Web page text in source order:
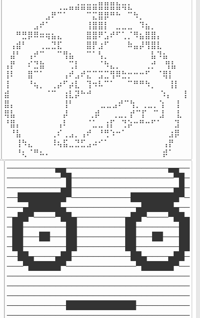
⠀⠀⠀⠀⠀⠀⠀⠀⠀⢀⣀⣤⣴⣶⣶⣶⣿⣿⣿⣷⢶⣆⠀⠀⠀⠀⠀⠀⠀⠀
⠀⠀⠀⠀⠀⠀⠀⣠⠟⠉⠁⠀⠀⠀⠉⣍⣿⡿⠛⠓⠀⠉⠳⡀⠀⠀⠀⠀⠀⠀
⠀⠀⠀⠀⠀⣠⠞⠁⠀⠀⠀⠀⠀⠀⢸⣿⣿⡇⠀⣀⣀⣀⠀⠹⣦⡀⠀⠀⠀⠀
⠀⠀⠛⣛⡿⠿⠶⢶⣦⣄⠀⠀⠀⠀⣿⣿⠟⣡⠞⠋⢁⡈⠻⣦⣿⣿⡄⠀⠀⠀
⠀⢠⣾⠃⠀⠀⢀⣀⣙⣏⠀⠀⠀⠀⣿⡟⣰⠋⠀⠀⠀⠷⣤⡼⢻⣿⣇⠀⠀⠀
⠀⣼⠃⠀⢠⠞⠉⠀⠀⠉⢻⣦⠀⠀⠉⠁⢣⡀⠀⠀⠀⠀⠀⠀⠀⣧⠹⣦⠀⠀
⢠⡟⠀⠀⠎⣙⣷⠀⠀⠀⠀⢉⡇⠀⠀⠀⠈⠳⣄⡀⠀⠀⠀⠀⢀⡚ ⠀⢻⣧⠀
⢸⠇⠀⠀⣿⠉⠁⠀⠀⠀⢠⠞⣠⠞⣍⠉⣩⣉⢻⠿⣓⡒⠒⠒⠋⠀⠈⢿⡇
⢸⠀⠀⠀⠘⢦⡀⠀⢀⡴⠋⡴⣇⠀⢹⠲⠧⠉⠁⠀⠀⠉⠛⠛⠳⡀⠀⠀⢸⡇
⣾⠀⠀⠀⠀⠀⠀⠈⠉⠀⢰⣇⡽⠓⠚⠀⠀⠀⠀⠀⠀⠀⠀    ⠀⠀⠱⡄⠀⠀⡇
⣿⡄⠀⠀⠀⠀⠀⠀⠀⠀⢸⠃ ⠀⠀⠀⠀⣀⣀⣠⠞⠉⢳⡀⢀⣀⡀⢱⠀⠀⡇
⢿⣧⠀⠀⠀⠀⠀⠀⠀⠀⡼⠀ ⠀⠀⢀⡾⠀⠀⢀⣀⡀⡞⠉⡏⠀⠉⣸⠀⠀⣇
⠘⣿⡄⠀⠀⠀⠀⠀⠀⢠⠇⠀⠀⠀⠈⣁⣀⢰⡏⠀⢙⡵⠒⠛⠒⠋⠁⠀⠀⣹
⠀⠘⣧⠀⠀⠀⠀⠀⢀⠎⢀⣠⡀⢠⠞⠀⠘⢛⠱⠒⠁⠀⠀⠀⠀⠀⠀⠀⣰⡿
⠀⠀⢸⠳⣄⠀⠀⠀⠸⢦⣯⣀⣙⣋⣠⠴⠊⠁⠀⠀⠀⠀⠀⠀⠀⠀⠀⢠⡟⠀
⠀⠀⠘⢆⠈⠛⠦⠄⠀⠀⠀⠀⠀⠀⠀⠀⠀⠀⠀⠀⠀⠀⠀⠀⠀⠀⠀⡾⠁⠀
─────────▄▄───────────────────▄▄──
──────────▀█───────────────────▀█─
──────────▄█───────────────────▄█─
──█████████▀───────────█████████▀─
───▄██████▄─────────────▄██████▄──
─▄██▀────▀██▄─────────▄██▀────▀██▄
─██────────██─────────██────────██
─██───██───██─────────██───██───██
─██────────██─────────██────────██
──██▄────▄██───────────██▄────▄██─
───▀██████▀─────────────▀██████▀──
──────────────────────────────────
──────────────────────────────────
──────────────────────────────────
───────────█████████████──────────
──────────────────────────────────